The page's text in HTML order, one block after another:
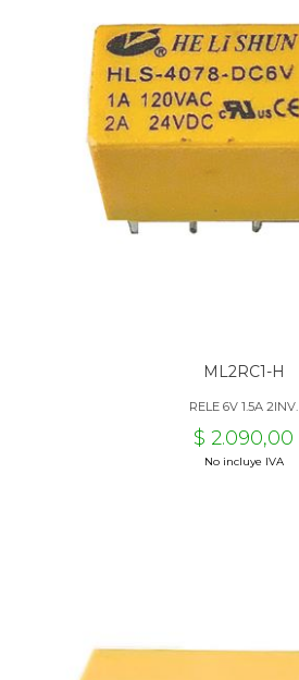
ML2RC1-H
RELE 6V 1.5A 2INV.
$ 2.090,00
No incluye IVA